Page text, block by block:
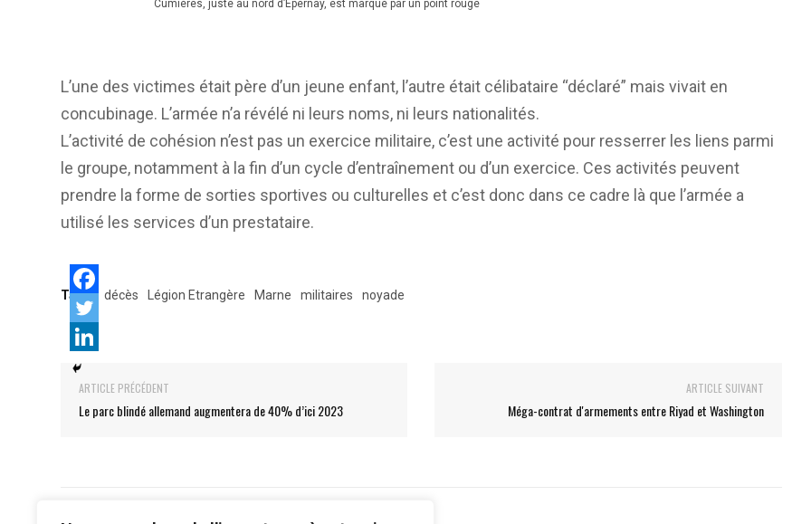
Cumières, juste au nord d’Épernay, est marqué par un point rouge
L’une des victimes était père d’un jeune enfant, l’autre était célibataire “déclaré” mais vivait en
concubinage. L’armée n’a révélé ni leurs noms, ni leurs nationalités.
L’activité de cohésion n’est pas un exercice militaire, c’est une activité pour resserrer les liens parmi
le groupe, notamment à la fin d’un cycle d’entraînement ou d’un exercice. Ces activités peuvent
prendre la forme de sorties sportives ou culturelles et c’est donc dans ce cadre là que l’armée a
utilisé les services d’un prestataire.
Tags: décès Légion Etrangère Marne militaires noyade
ARTICLE PRÉCÉDENT
Le parc blindé allemand augmentera de 40% d’ici 2023
ARTICLE SUIVANT
Méga-contrat d'armements entre Riyad et Washington